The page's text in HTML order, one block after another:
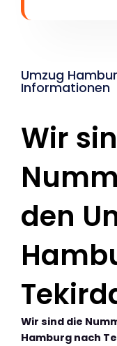
Umzug
Informationen
Wir
den
Wir sind die
Hamburg nach